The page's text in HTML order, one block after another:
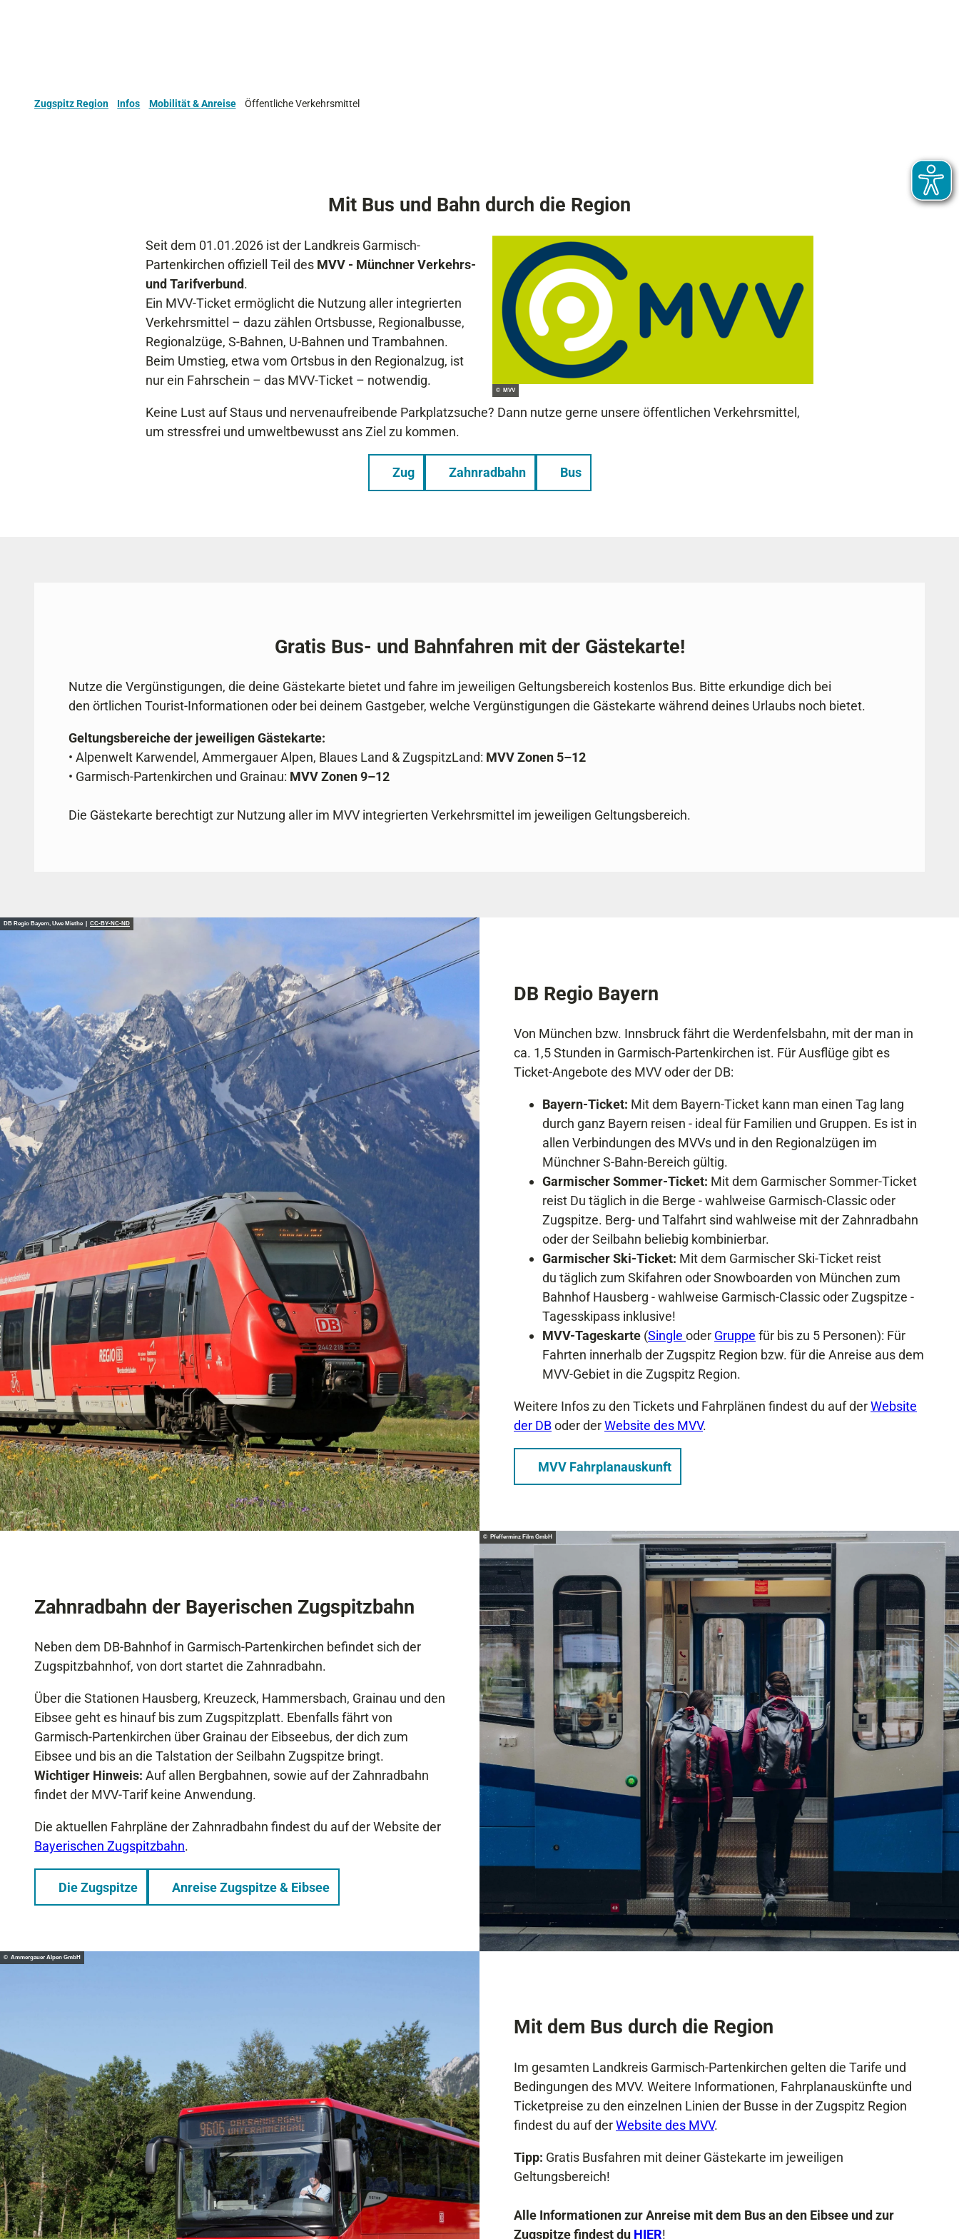
Zugspitz Region Infos Mobilität & Anreise Öffentliche Verkehrsmittel
Mit Bus und Bahn durch die Region
© MVV
Seit dem 01.01.2026 ist der Landkreis Garmisch-
Partenkirchen offiziell Teil des MVV - Münchner Verkehrs-
und Tarifverbund.
Ein MVV-Ticket ermöglicht die Nutzung aller integrierten
Verkehrsmittel – dazu zählen Ortsbusse, Regionalbusse,
Regionalzüge, S-Bahnen, U-Bahnen und Trambahnen.
Beim Umstieg, etwa vom Ortsbus in den Regionalzug, ist
nur ein Fahrschein – das MVV-Ticket – notwendig.
Keine Lust auf Staus und nervenaufreibende Parkplatzsuche? Dann nutze gerne unsere öffentlichen Verkehrsmittel,
um stressfrei und umweltbewusst ans Ziel zu kommen.
Zug Zahnradbahn Bus
Gratis Bus- und Bahnfahren mit der Gästekarte!
Nutze die Vergünstigungen, die deine Gästekarte bietet und fahre im jeweiligen Geltungsbereich kostenlos Bus. Bitte erkundige dich bei
den örtlichen Tourist-Informationen oder bei deinem Gastgeber, welche Vergünstigungen die Gästekarte während deines Urlaubs noch bietet.
Geltungsbereiche der jeweiligen Gästekarte:
• Alpenwelt Karwendel, Ammergauer Alpen, Blaues Land & ZugspitzLand: MVV Zonen 5–12
• Garmisch-Partenkirchen und Grainau: MVV Zonen 9–12
Die Gästekarte berechtigt zur Nutzung aller im MVV integrierten Verkehrsmittel im jeweiligen Geltungsbereich.
DB Regio Bayern, Uwe Miethe | CC-BY-NC-ND
DB Regio Bayern
Von München bzw. Innsbruck fährt die Werdenfelsbahn, mit der man in
ca. 1,5 Stunden in Garmisch-Partenkirchen ist. Für Ausflüge gibt es
Ticket-Angebote des MVV oder der DB:
Bayern-Ticket: Mit dem Bayern-Ticket kann man einen Tag lang
durch ganz Bayern reisen - ideal für Familien und Gruppen. Es ist in
allen Verbindungen des MVVs und in den Regionalzügen im
Münchner S-Bahn-Bereich gültig.
Garmischer Sommer-Ticket: Mit dem Garmischer Sommer-Ticket
reist Du täglich in die Berge - wahlweise Garmisch-Classic oder
Zugspitze. Berg- und Talfahrt sind wahlweise mit der Zahnradbahn
oder der Seilbahn beliebig kombinierbar.
Garmischer Ski-Ticket: Mit dem Garmischer Ski-Ticket reist
du täglich zum Skifahren oder Snowboarden von München zum
Bahnhof Hausberg - wahlweise Garmisch-Classic oder Zugspitze -
Tagesskipass inklusive!
MVV-Tageskarte (Single oder Gruppe für bis zu 5 Personen): Für
Fahrten innerhalb der Zugspitz Region bzw. für die Anreise aus dem
MVV-Gebiet in die Zugspitz Region.
Weitere Infos zu den Tickets und Fahrplänen findest du auf derWebsite
der DBoder derWebsite des MVV.
MVV Fahrplanauskunft
Zahnradbahn der Bayerischen Zugspitzbahn
Neben dem DB-Bahnhof in Garmisch-Partenkirchen befindet sich der
Zugspitzbahnhof, von dort startet die Zahnradbahn.
Über die Stationen Hausberg, Kreuzeck, Hammersbach, Grainau und den
Eibsee geht es hinauf bis zum Zugspitzplatt. Ebenfalls fährt von
Garmisch-Partenkirchen über Grainau der Eibseebus, der dich zum
Eibsee und bis an die Talstation der Seilbahn Zugspitze bringt.
Wichtiger Hinweis: Auf allen Bergbahnen, sowie auf der Zahnradbahn
findet der MVV-Tarif keine Anwendung.
Die aktuellen Fahrpläne der Zahnradbahn findest du auf der Website der
Bayerischen Zugspitzbahn.
Die Zugspitze Anreise Zugspitze & Eibsee
© Pfefferminz Film GmbH
© Ammergauer Alpen GmbH
Mit dem Bus durch die Region
Im gesamten Landkreis Garmisch-Partenkirchen gelten die Tarife und
Bedingungen des MVV. Weitere Informationen, Fahrplanauskünfte und
Ticketpreise zu den einzelnen Linien der Busse in der Zugspitz Region
findest du auf derWebsite des MVV.
Tipp: Gratis Busfahren mit deiner Gästekarte im jeweiligen
Geltungsbereich!
Alle Informationen zur Anreise mit dem Bus an den Eibsee und zur
Zugspitze findest du HIER!